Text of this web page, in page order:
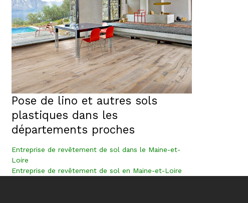
Pose de lino et autres sols
plastiques dans les
départements proches
Entreprise de revêtement de sol dans le Maine-et-
Loire
Entreprise de revêtement de sol en Maine-et-Loire